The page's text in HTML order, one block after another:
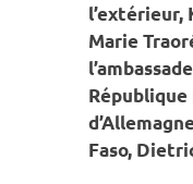
l’extérieur,
Marie
Faso,